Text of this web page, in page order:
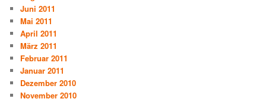
Juni 2011
Mai 2011
April 2011
März 2011
Februar 2011
Januar 2011
Dezember 2010
November 2010